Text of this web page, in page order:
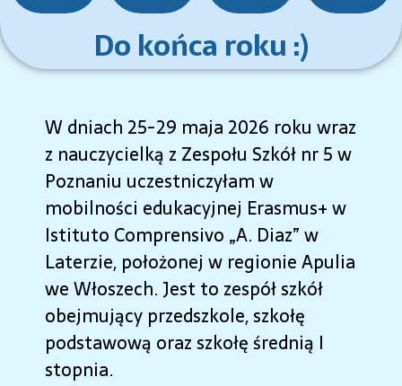
Do końca roku :)
W dniach 25-29 maja 2026 roku wraz
z nauczycielką z Zespołu Szkół nr 5 w
Poznaniu uczestniczyłam w
mobilności edukacyjnej Erasmus+ w
Istituto Comprensivo „A. Diaz” w
Laterzie, położonej w regionie Apulia
we Włoszech. Jest to zespół szkół
obejmujący przedszkole, szkołę
podstawową oraz szkołę średnią I
stopnia.